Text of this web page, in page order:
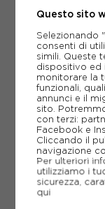
PIÙ
SCHEDA
GUIDA ALLE
Questo sito
Selezionando
consenti di
simili. Queste
dispositivo ed
monitorare la
funzionali,
annunci e il
sito.
con terzi:
Facebook e
Cliccando il
navigazione
Per ulteriori
utilizziamo i
sicurezza,
qui